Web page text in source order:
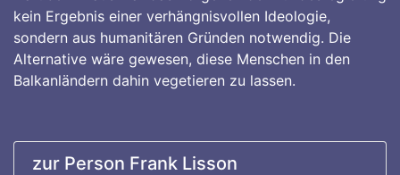
kein Ergebnis einer verhängnisvollen Ideologie,
sondern aus humanitären Gründen notwendig. Die
Alternative wäre gewesen, diese Menschen in den
Balkanländern dahin vegetieren zu lassen.
zur Person Frank Lisson